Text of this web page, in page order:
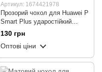
Артикул: 1674421978
Прозорий чохол для Huawei P
Smart Plus ударостійкий
силіконовий Shockproof
(бампер)
130 грн
Оптові ціни